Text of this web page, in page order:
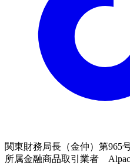
関東財務局長（金仲）第965
所属金融商品取引業者